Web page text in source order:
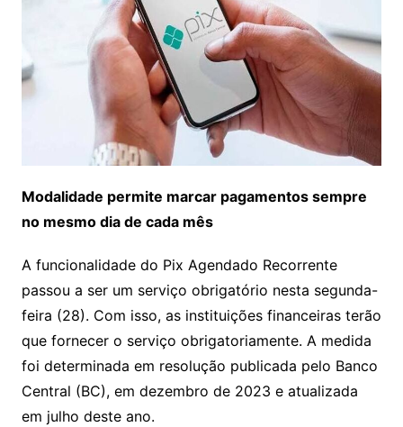
Modalidade permite marcar pagamentos sempre
no mesmo dia de cada mês
A funcionalidade do Pix Agendado Recorrente
passou a ser um serviço obrigatório nesta segunda-
feira (28). Com isso, as instituições financeiras terão
que fornecer o serviço obrigatoriamente. A medida
foi determinada em resolução publicada pelo Banco
Central (BC), em dezembro de 2023 e atualizada
em julho deste ano.